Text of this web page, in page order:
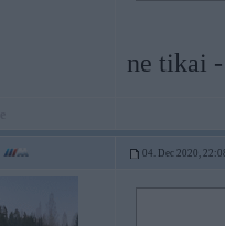
ne tikai
04. Dec 2020,